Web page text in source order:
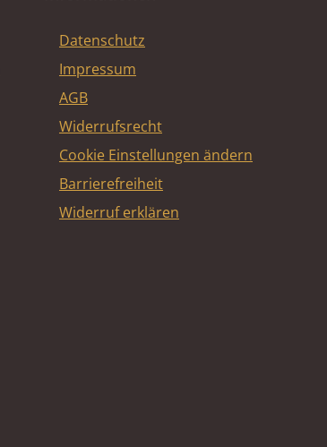
Datenschutz
Impressum
AGB
Widerrufsrecht
Cookie Einstellungen ändern
Barrierefreiheit
Widerruf erklären